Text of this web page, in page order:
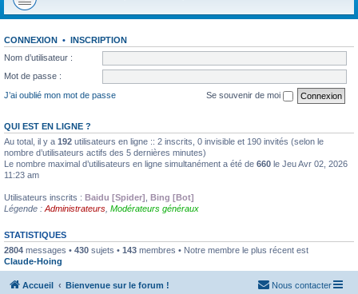
CONNEXION • INSCRIPTION
Nom d’utilisateur :
Mot de passe :
J’ai oublié mon mot de passe
Se souvenir de moi
QUI EST EN LIGNE ?
Au total, il y a 192 utilisateurs en ligne :: 2 inscrits, 0 invisible et 190 invités (selon le
nombre d’utilisateurs actifs des 5 dernières minutes)
Le nombre maximal d’utilisateurs en ligne simultanément a été de 660 le Jeu Avr 02, 2026
11:23 am
Utilisateurs inscrits : Baidu [Spider] Bing [Bot]
Légende : Administrateurs Modérateurs généraux
STATISTIQUES
2804 messages • 430 sujets • 143 membres • Notre membre le plus récent est
Claude-Hoing
Accueil Bienvenue sur le forum ! Nous contacter